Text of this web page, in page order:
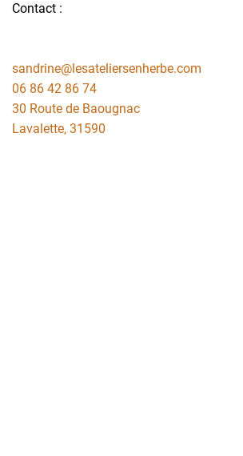
Contact :
sandrine@lesateliersenherbe.com
06 86 42 86 74
30 Route de Baougnac
Lavalette, 31590